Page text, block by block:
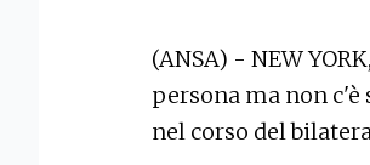
(ANSA) - NEW
persona ma non
nel corso del